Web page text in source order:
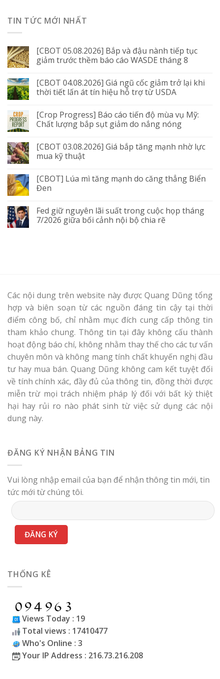
TIN TỨC MỚI NHẤT
[CBOT 05.08.2026] Bắp và đậu nành tiếp tục
giảm trước thềm báo cáo WASDE tháng 8
[CBOT 04.08.2026] Giá ngũ cốc giảm trở lại khi
thời tiết lấn át tín hiệu hỗ trợ từ USDA
[Crop Progress] Báo cáo tiến độ mùa vụ Mỹ:
Chất lượng bắp sụt giảm do nắng nóng
[CBOT 03.08.2026] Giá bắp tăng mạnh nhờ lực
mua kỹ thuật
[CBOT] Lúa mì tăng mạnh do căng thẳng Biển
Đen
Fed giữ nguyên lãi suất trong cuộc họp tháng
7/2026 giữa bối cảnh nội bộ chia rẽ
Các nội dung trên website này được Quang Dũng tổng
hợp và biên soạn từ các nguồn đáng tin cậy tại thời
điểm công bố, chỉ nhằm mục đích cung cấp thông tin
tham khảo chung. Thông tin tại đây không cấu thành
hoạt động báo chí, không nhằm thay thế cho các tư vấn
chuyên môn và không mang tính chất khuyến nghị đầu
tư hay mua bán. Quang Dũng không cam kết tuyệt đối
về tính chính xác, đầy đủ của thông tin, đồng thời được
miễn trừ mọi trách nhiệm pháp lý đối với bất kỳ thiệt
hại hay rủi ro nào phát sinh từ việc sử dụng các nội
dung này.
ĐĂNG KÝ NHẬN BẢNG TIN
Vui lòng nhập email của bạn để nhận thông tin mới, tin
tức mới từ chúng tôi.
THỐNG KÊ
Views Today : 19
Total views : 17410477
Who's Online : 3
Your IP Address : 216.73.216.208